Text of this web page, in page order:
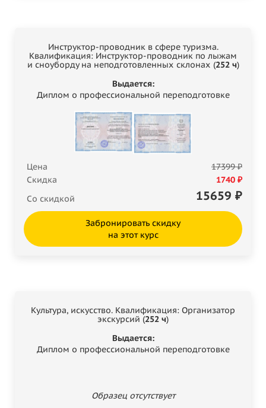
Инструктор-проводник в сфере туризма.
Квалификация: Инструктор-проводник по лыжам
и сноуборду на неподготовленных склонах (252 ч)
Выдается:
Диплом о профессиональной переподготовке
Цена
17399 ₽
Скидка
1740 ₽
Со скидкой
15659 ₽
Забронировать скидку
на этот курс
Культура, искусство. Квалификация: Организатор
экскурсий (252 ч)
Выдается:
Диплом о профессиональной переподготовке
Образец отсутствует